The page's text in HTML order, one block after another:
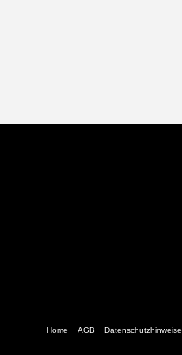
Home AGB Datenschutzhinweise